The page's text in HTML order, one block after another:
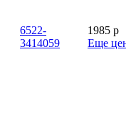
6522-
3414059
1985 p
Еще